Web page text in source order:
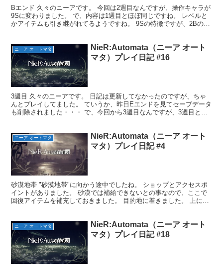
Bエンド 久々のニーアです。 今回は2週目なんですが、操作キャラが
9Sに変わりました。 で、内容は1週目とほぼ同じですね。 レベルと
かアイテムも引き継がれてるようですね。 9Sの特徴ですが、2Bのよ
ニーア オートマタ
NieR:Automata（ニーア オート
マタ）プレイ日記 #16
3週目 久々のニーアです。 日記は更新してなかったのですが、ちゃ
んとプレイしてました。 ていうか、昨日Eエンドを見てセーブデータ
も削除されました・・・ で、今回から3週目なんですが、3週目とい
ニーア オートマタ
NieR:Automata（ニーア オート
マタ）プレイ日記 #4
砂漠地帯 "砂漠地帯"に向かう途中でしたね。 ショップとアクセスポ
イントがありました。 砂漠では補給できないとの事なので、ここで
回復アイテムを補充しておきました。 目的地に着きました。 上に立
ニーア オートマタ
NieR:Automata（ニーア オート
マタ）プレイ日記 #18